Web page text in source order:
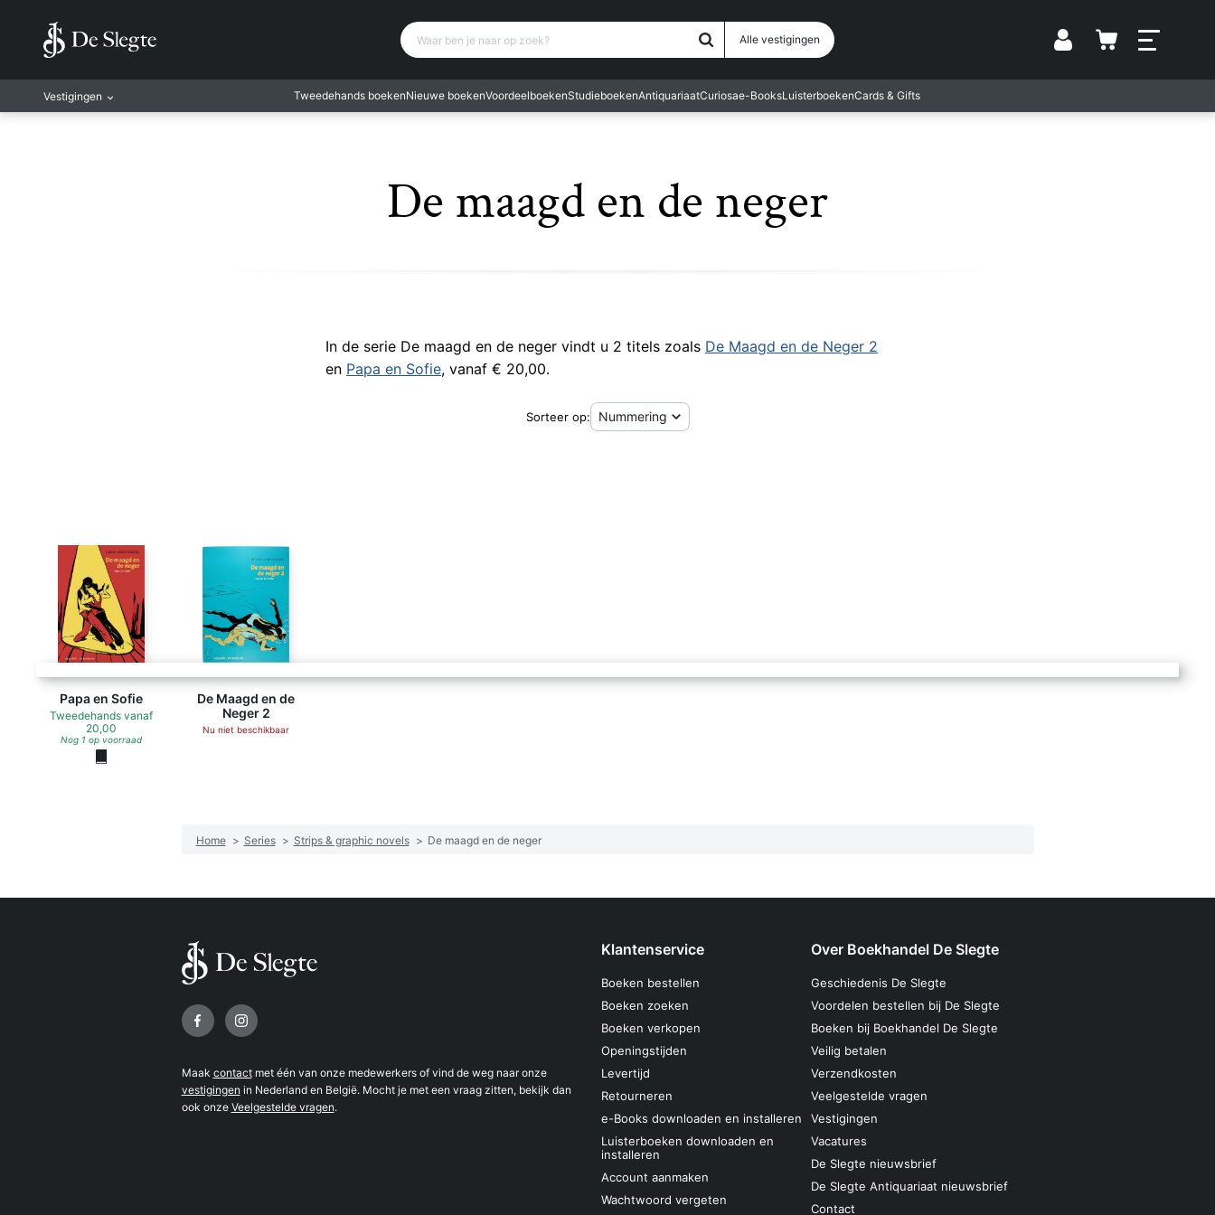
Alle vestigingen Vestiging
Waar ben je naar op zoek?
Tweedehands boekenNieuwe boekenVoordeelboekenStudieboekenAntiquariaatCuriosae-BooksLuisterboekenCards & Gifts
Vestigingen
De maagd en de neger
In de serie De maagd en de neger vindt u 2 titels zoals De Maagd en de Neger 2
en Papa en Sofie, vanaf € 20,00.
Sorteer op:
Papa en Sofie
Tweedehands vanaf
20,00
Nog 1 op voorraad
De Maagd en de
Neger 2
Nu niet beschikbaar
Home > Series > Strips & graphic novels > De maagd en de neger
Volg ons op
Maak contactmet één van onze medewerkers of vind de weg naar onze
vestigingen in Nederland en België. Mocht je met een vraag zitten, bekijk dan
ook onze Veelgestelde vragen.
Klantenservice
Boeken bestellen
Boeken zoeken
Boeken verkopen
Openingstijden
Levertijd
Retourneren
e-Books downloaden en installeren
Luisterboeken downloaden en
installeren
Account aanmaken
Wachtwoord vergeten
Over Boekhandel De Slegte
Geschiedenis De Slegte
Voordelen bestellen bij De Slegte
Boeken bij Boekhandel De Slegte
Veilig betalen
Verzendkosten
Veelgestelde vragen
Vestigingen
Vacatures
De Slegte nieuwsbrief
De Slegte Antiquariaat nieuwsbrief
Contact